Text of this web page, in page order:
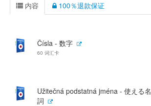
内容 100％退款保证
Čísla - 数字
60 词汇卡
Užitečná podstatná jména - 使える名
詞